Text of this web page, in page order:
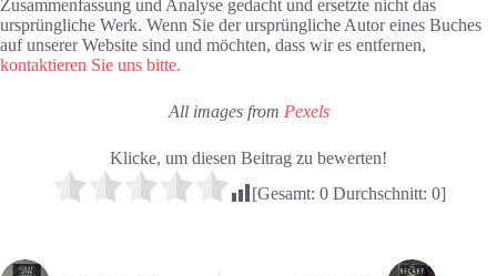
Zusammenfassung und Analyse gedacht und ersetzte nicht das
ursprüngliche Werk. Wenn Sie der ursprüngliche Autor eines Buches
auf unserer Website sind und möchten, dass wir es entfernen,
kontaktieren Sie uns bitte.
All images from Pexels
Klicke, um diesen Beitrag zu bewerten!
[Gesamt: 0Durchschnitt: 0]